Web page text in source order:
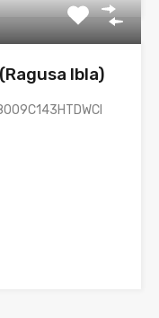
(Ragusa Ibla)